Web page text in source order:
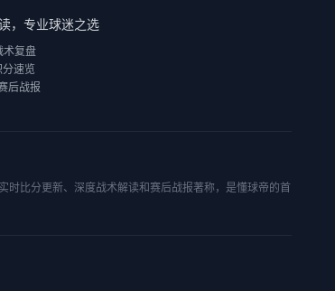
，专业球迷之选
术复盘
速览
后战报
比分更新、深度战术解读和赛后战报著称，是懂球帝的首